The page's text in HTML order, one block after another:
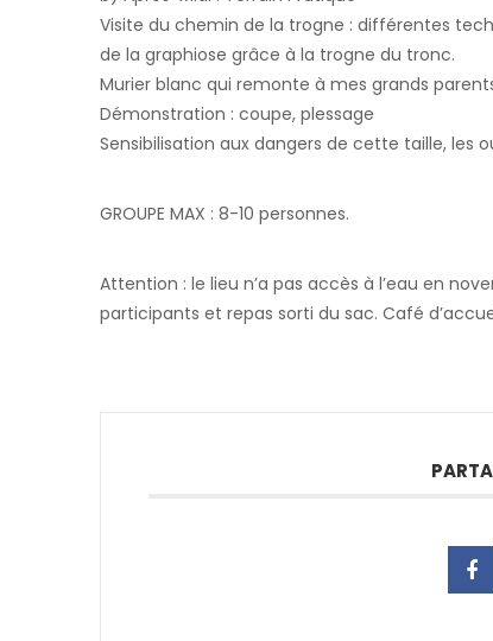
Visite du chemin de la trogne : différentes
de la graphiose grâce à la trogne du tronc.
Murier blanc qui remonte à mes grands
Démonstration : coupe, plessage
Sensibilisation aux dangers de cette taille, les
GROUPE MAX : 8-10 personnes.
Attention : le lieu n’a pas accès à l’eau en
participants et repas sorti du sac. Café